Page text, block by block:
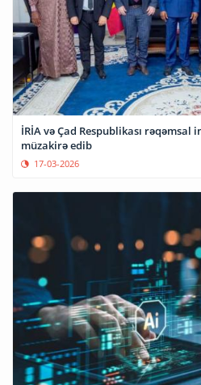
İRİA və Çad Respublikası rəqəmsal
müzakirə edib
17-03-2026